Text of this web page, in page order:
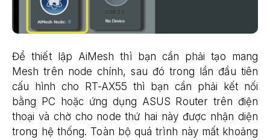
Để thiết lập AiMesh thì bạn cần phải tạo mang
Mesh trên node chính, sau đó trong lần đầu tiên
cấu hình cho RT-AX55 thì bạn cần phải kết nối
bằng PC hoặc ứng dụng ASUS Router trên điện
thoại và chờ cho node thứ hai này được nhận diện
trong hệ thống. Toàn bộ quá trình này mất khoảng